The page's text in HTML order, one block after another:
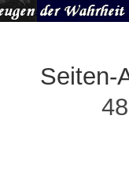
Seiten-